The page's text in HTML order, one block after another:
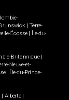
Terre-
Écosse
Île-du-
Britannique
Neuve-et-
Île-du-Prince-
Alberta